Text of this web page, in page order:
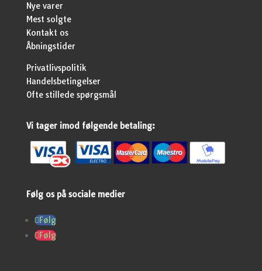
Nye varer
Mest solgte
Kontakt os
Åbningstider
Privatlivspolitik
Handelsbetingelser
Ofte stillede spørgsmål
Vi tager imod følgende betaling:
Følg os på sociale medier
Følg
Følg